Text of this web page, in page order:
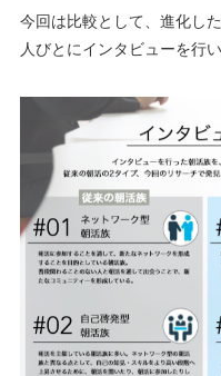
今回は比較として、進化し
人びとにインタビューを行い